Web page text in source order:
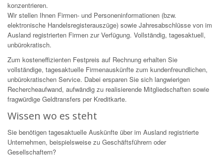
konzentrieren.
Wir stellen Ihnen Firmen- und Personeninformationen (bzw.
elektronische Handelsregisterauszüge) sowie Jahresabschlüsse von im
Ausland registrierten Firmen zur Verfügung. Vollständig, tagesaktuell,
unbürokratisch.
Zum kosteneffizienten Festpreis auf Rechnung erhalten Sie
vollständige, tagesaktuelle Firmenauskünfte zum kundenfreundlichen,
unbürokratischen Service. Dabei ersparen Sie sich langwierigen
Rechercheaufwand, aufwändig zu realisierende Mitgliedschaften sowie
fragwürdige Geldtransfers per Kreditkarte.
Wissen wo es steht
Sie benötigen tagesaktuelle Auskünfte über im Ausland registrierte
Unternehmen, beispielsweise zu Geschäftsführern oder
Gesellschaftern?